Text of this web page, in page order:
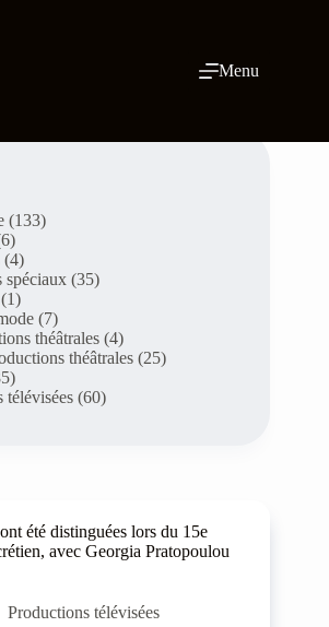
Menu
été distinguées lors du 15e
avec Georgia Pratopoulou
Productions télévisées
(133)
(4)
spéciaux (35)
(1)
(7)
théâtrales (4)
théâtrales (25)
télévisées (60)